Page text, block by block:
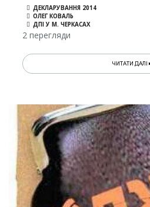
ДЕКЛАРУВАННЯ 2014
ОЛЕГ КОВАЛЬ
ДПІ У М. ЧЕРКАСАХ
2 перегляди
ЧИТАТИ ДАЛІ